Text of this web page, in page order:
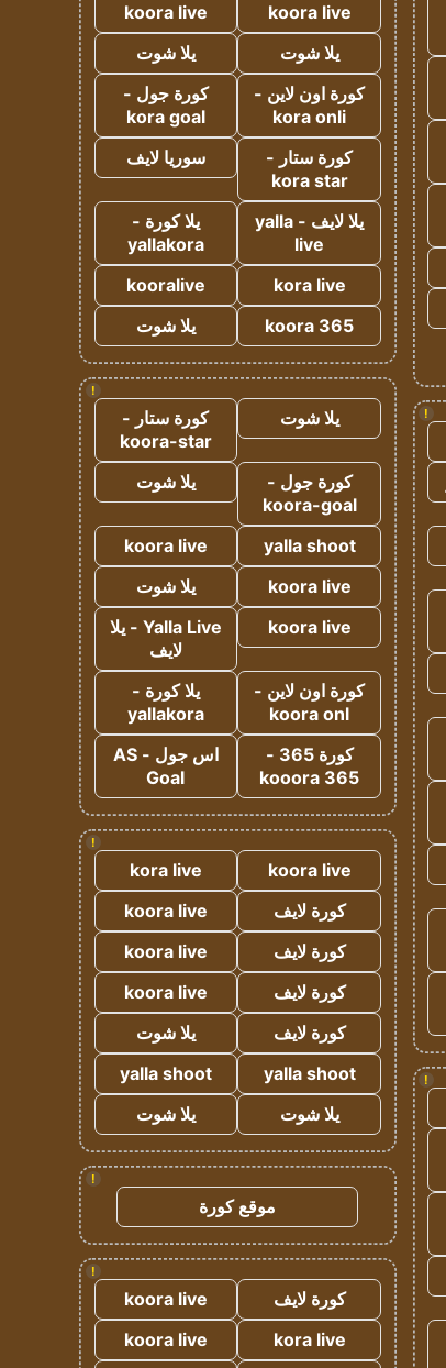
!
!
koora live
koora live
يلا شوت
يلا شوت
كورة اون لاين -
kora onli
كورة جول -
kora goal
كورة ستار -
kora star
سوريا لايف
يلا لايف - yalla
live
يلا كورة -
yallakora
kora live
kooralive
koora 365
يلا شوت
!
يلا شوت
كورة ستار -
koora-star
كورة جول -
koora-goal
يلا شوت
yalla shoot
koora live
koora live
يلا شوت
koora live
Yalla Live - يلا
لايف
كورة اون لاين -
koora onl
يلا كورة -
yallakora
كورة 365 -
kooora 365
اس جول - AS
Goal
!
koora live
kora live
كورة لايف
koora live
كورة لايف
koora live
كورة لايف
koora live
كورة لايف
يلا شوت
yalla shoot
yalla shoot
يلا شوت
يلا شوت
!
موقع كورة
!
كورة لايف
koora live
kora live
koora live